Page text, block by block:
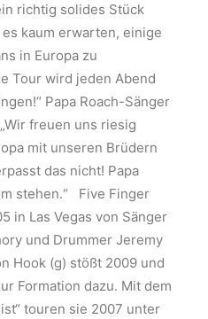
richtig solides Stück
kaum erwarten, einige
in Europa zu
Tour wird jeden Abend
Papa Roach-Sänger
freuen uns riesig
mit unseren Brüdern
das nicht! Papa
stehen.“ Five Finger
in Las Vegas von Sänger
und Drummer Jeremy
Hook (g) stößt 2009 und
Formation dazu. Mit dem
touren sie 2007 unter